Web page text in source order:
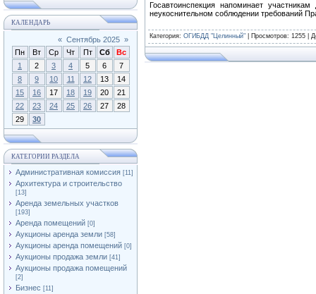
КАЛЕНДАРЬ
« Сентябрь 2025 »
Пн
Вт Ср Чт Пт Сб
Вс
1
2 3 4 5 6
7
8
9 10 11 12 13
14
15
16 17 18 19 20
21
22
23 24 25 26 27
28
29
30
КАТЕГОРИИ РАЗДЕЛА
Административная комиссия [11]
Архитектура и строительство
[13]
Аренда земельных участков
[193]
Аренда помещений [0]
Аукционы аренда земли [58]
Аукционы аренда помещений [0]
Аукционы продажа земли [41]
Аукционы продажа помещений
[2]
Бизнес [11]
Госавтоинспекция напоминает
неукоснительном соблюдении требований
Категория: ОГИБДД "Целинный" Просмотров: 1255 |